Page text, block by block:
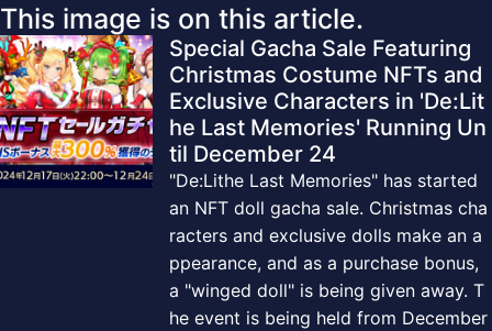
This image is on this article.
Special Gacha Sale Featuring
Christmas Costume NFTs and
Exclusive Characters in 'De:Lit
he Last Memories' Running Un
til December 24
"De:Lithe Last Memories" has started
an NFT doll gacha sale. Christmas cha
racters and exclusive dolls make an a
ppearance, and as a purchase bonus,
a "winged doll" is being given away. T
he event is being held from December